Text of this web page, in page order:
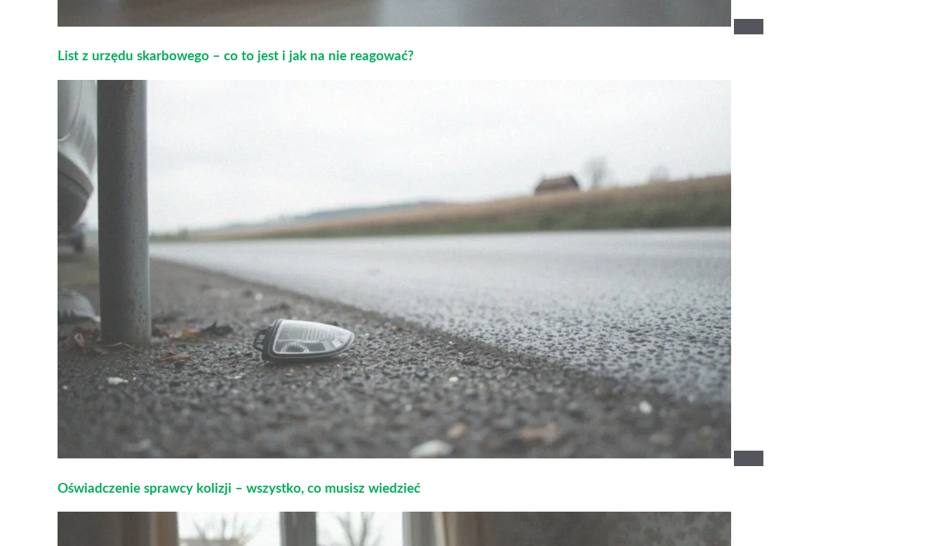
List z urzędu skarbowego – co to jest i jak na nie reagować?
Oświadczenie sprawcy kolizji – wszystko, co musisz wiedzieć